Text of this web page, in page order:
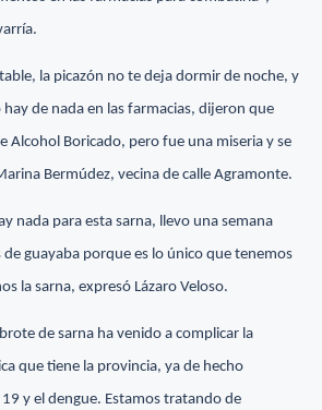
la picazón no te deja dormir de noche, y
de nada en las farmacias, dijeron que
Alcohol Boricado, pero fue una miseria y se
Bermúdez, vecina de calle Agramonte.
nada para esta sarna, llevo una semana
guayaba porque es lo único que tenemos
la sarna, expresó Lázaro Veloso.
de sarna ha venido a complicar la
que tiene la provincia, ya de hecho
y el dengue. Estamos tratando de